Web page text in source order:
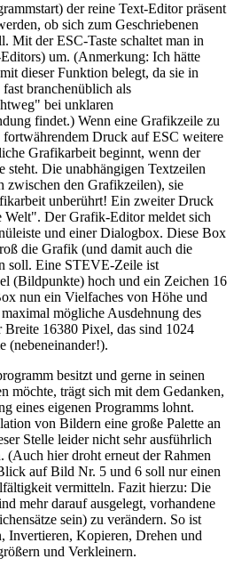
der reine Text-Editor präsent
ob sich zum Geschriebenen
Mit der ESC-Taste schaltet man in
um. (Anmerkung: Ich hätte
dieser Funktion belegt, da sie in
branchenüblich als
bei unklaren
findet.) Wenn eine Grafikzeile zu
Druck auf ESC weitere
Grafikarbeit beginnt, wenn der
steht. Die unabhängigen Textzeilen
zwischen den Grafikzeilen), sie
unberührt! Ein zweiter Druck
Welt". Der Grafik-Editor meldet sich
und einer Dialogbox. Diese Box
die Grafik (und damit auch die
soll. Eine STEVE-Zeile ist
(Bildpunkte) hoch und ein Zeichen 16
nun ein Vielfaches von Höhe und
mögliche Ausdehnung des
Breite 16380 Pixel, das sind 1024
(nebeneinander!).
besitzt und gerne in seinen
möchte, trägt sich mit dem Gedanken,
eines eigenen Programms lohnt.
von Bildern eine große Palette an
Stelle leider nicht sehr ausführlich
(Auch hier droht erneut der Rahmen
auf Bild Nr. 5 und 6 soll nur einen
vermitteln. Fazit hierzu: Die
mehr darauf ausgelegt, vorhandene
sein) zu verändern. So ist
Invertieren, Kopieren, Drehen und
und Verkleinern.